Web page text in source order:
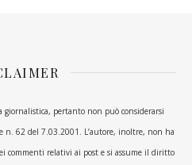
pertanto non può considerarsi
n. 62 del 7.03.2001. L’autore, inoltre, non ha
commenti relativi ai post e si assume il diritto